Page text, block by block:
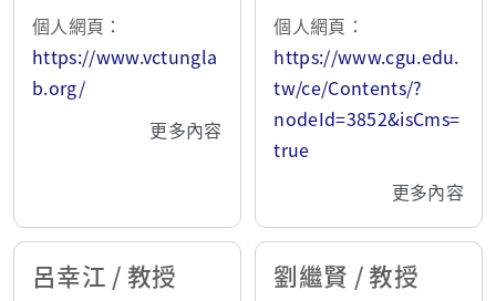
體二維層狀材料及其異
質結構
個人網頁：
https://www.vctungla
b.org/
更多內容
生化工程、生醫材料、
藥物輸送、組織工程、
奈米醫學
個人網頁：
https://www.cgu.edu.
tw/ce/Contents/?
nodeId=3852&isCms=
true
更多內容
呂幸江 / 教授 劉繼賢 / 教授